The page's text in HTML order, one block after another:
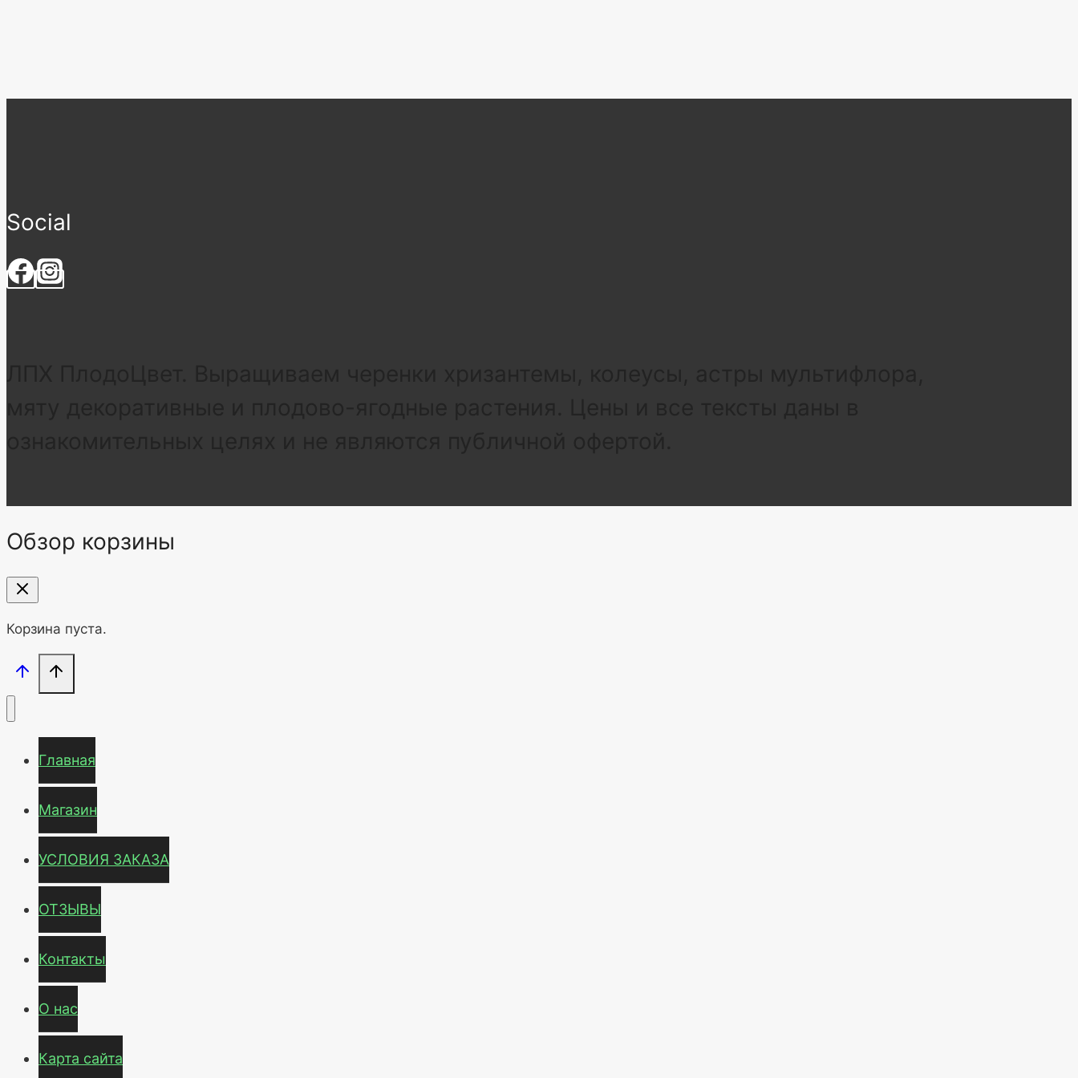
Social
Обзор корзины
Корзина пуста.
Главная
Магазин
УСЛОВИЯ ЗАКАЗА
ОТЗЫВЫ
Контакты
О нас
Карта сайта